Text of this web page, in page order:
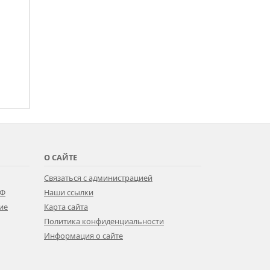
О САЙТЕ
Связаться с администрацией
Наши ссылки
Карта сайта
Политика конфиденциальности
Информация о сайте